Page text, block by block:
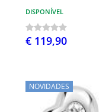
DISPONÍVEL
€ 119,90
NOVIDADES